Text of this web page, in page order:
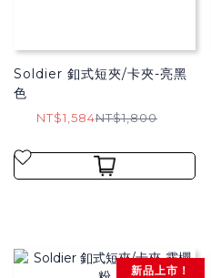
Soldier 釦式短夾/卡夾-亮黑
色
NT$1,584NT$1,800
新品上市！